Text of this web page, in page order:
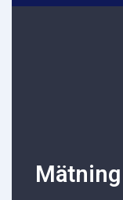
Mätning